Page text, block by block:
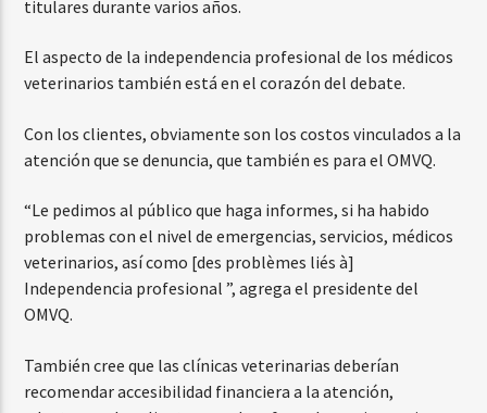
titulares durante varios años.
El aspecto de la independencia profesional de los médicos
veterinarios también está en el corazón del debate.
Con los clientes, obviamente son los costos vinculados a la
atención que se denuncia, que también es para el OMVQ.
“Le pedimos al público que haga informes, si ha habido
problemas con el nivel de emergencias, servicios, médicos
veterinarios, así como [des problèmes liés à]
Independencia profesional ”, agrega el presidente del
OMVQ.
También cree que las clínicas veterinarias deberían
recomendar accesibilidad financiera a la atención,